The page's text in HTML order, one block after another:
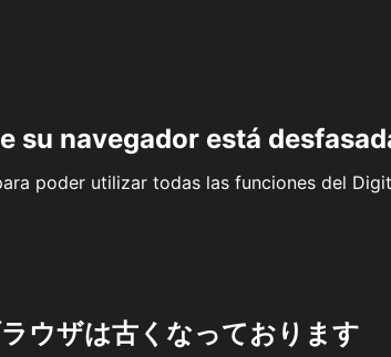
su navegador está
poder utilizar todas las funciones del
ウザは古くなっております